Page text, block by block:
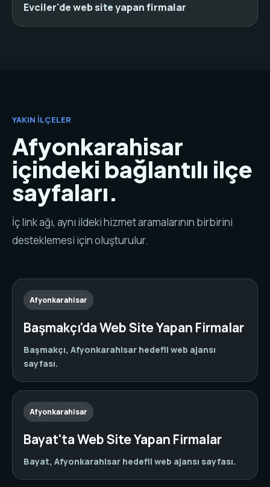
Evciler'de web site yapan firmalar
YAKIN İLÇELER
Afyonkarahisar
içindeki bağlantılı ilçe
sayfaları.
İç link ağı, aynı ildeki hizmet aramalarının birbirini
desteklemesi için oluşturulur.
Afyonkarahisar
Başmakçı'da Web Site Yapan Firmalar
Başmakçı, Afyonkarahisar hedefli web ajansı
sayfası.
Afyonkarahisar
Bayat'ta Web Site Yapan Firmalar
Bayat, Afyonkarahisar hedefli web ajansı sayfası.